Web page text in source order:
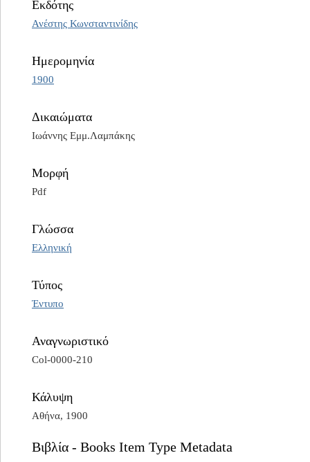
Εκδότης
Ανέστης Κωνσταντινίδης
Ημερομηνία
1900
Δικαιώματα
Ιωάννης Εμμ.Λαμπάκης
Μορφή
Pdf
Γλώσσα
Ελληνική
Τύπος
Έντυπο
Αναγνωριστικό
Col-0000-210
Κάλυψη
Αθήνα, 1900
Βιβλία - Books Item Type Metadata